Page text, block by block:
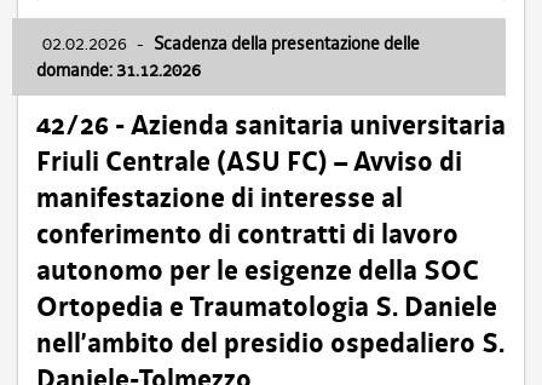
02.02.2026 - Scadenza della presentazione delle
domande: 31.12.2026
42/26 - Azienda sanitaria universitaria
Friuli Centrale (ASU FC) – Avviso di
manifestazione di interesse al
conferimento di contratti di lavoro
autonomo per le esigenze della SOC
Ortopedia e Traumatologia S. Daniele
nell’ambito del presidio ospedaliero S.